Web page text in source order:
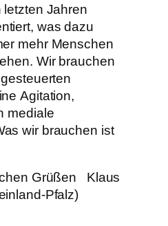
letzten Jahren
was dazu
mehr Menschen
Wir brauchen
Agitation,
mediale
wir brauchen ist
Grüßen Klaus
Pfalz)